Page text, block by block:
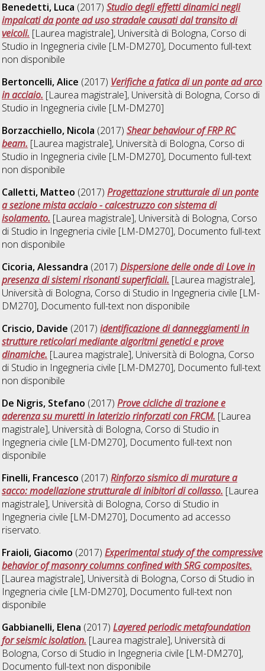
Benedetti, Luca (2017)Studio degli effetti dinamici negli
impalcati da ponte ad uso stradale causati dal transito di
veicoli. [Laurea magistrale], Università di Bologna, Corso di
Studio in Ingegneria civile [LM-DM270], Documento full-text
non disponibile
Bertoncelli, Alice (2017) Verifiche a fatica di un ponte ad arco
in acciaio. [Laurea magistrale], Università di Bologna, Corso di
Studio in Ingegneria civile [LM-DM270]
Borzacchiello, Nicola (2017)Shear behaviour of FRP RC
beam. [Laurea magistrale], Università di Bologna, Corso di
Studio in Ingegneria civile [LM-DM270], Documento full-text
non disponibile
Calletti, Matteo (2017)Progettazione strutturale di un ponte
a sezione mista acciaio - calcestruzzo con sistema di
isolamento. [Laurea magistrale], Università di Bologna, Corso
di Studio in Ingegneria civile [LM-DM270], Documento full-text
non disponibile
Cicoria, Alessandra (2017)Dispersione delle onde di Love in
presenza di sistemi risonanti superficiali. [Laurea magistrale],
Università di Bologna, Corso di Studio in Ingegneria civile [LM-
DM270], Documento full-text non disponibile
Criscio, Davide (2017)identificazione di danneggiamenti in
strutture reticolari mediante algoritmi genetici e prove
dinamiche. [Laurea magistrale], Università di Bologna, Corso
di Studio in Ingegneria civile [LM-DM270], Documento full-text
non disponibile
De Nigris, Stefano (2017)Prove cicliche di trazione e
aderenza su muretti in laterizio rinforzati con FRCM. [Laurea
magistrale], Università di Bologna, Corso di Studio in
Ingegneria civile [LM-DM270], Documento full-text non
disponibile
Finelli, Francesco (2017)Rinforzo sismico di murature a
sacco: modellazione strutturale di inibitori di collasso. [Laurea
magistrale], Università di Bologna, Corso di Studio in
Ingegneria civile [LM-DM270], Documento ad accesso
riservato.
Fraioli, Giacomo (2017)Experimental study of the compressive
behavior of masonry columns confined with SRG composites.
[Laurea magistrale], Università di Bologna, Corso di Studio in
Ingegneria civile [LM-DM270], Documento full-text non
disponibile
Gabbianelli, Elena (2017)Layered periodic metafoundation
for seismic isolation. [Laurea magistrale], Università di
Bologna, Corso di Studio in Ingegneria civile [LM-DM270],
Documento full-text non disponibile